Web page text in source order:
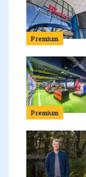
Premium
Premium